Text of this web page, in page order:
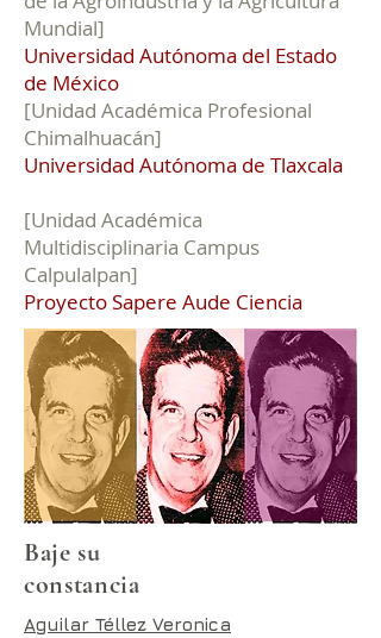
Mundial]
Universidad Autónoma del Estado
de México
[Unidad Académica Profesional
Chimalhuacán]
Universidad Autónoma de Tlaxcala
[Unidad Académica
Multidisciplinaria Campus
Calpulalpan]
Proyecto Sapere Aude Ciencia
Baje su
constancia
Aguilar Téllez Veronica